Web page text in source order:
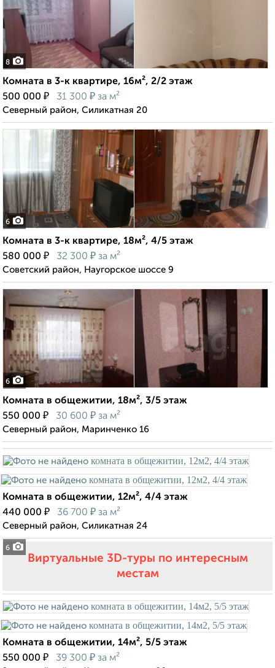
8
Комната в 3-к квартире, 16м², 2/2 этаж
500 000 ₽ 31 300 ₽ за м²
Северный район, Силикатная 20
6
Комната в 3-к квартире, 18м², 4/5 этаж
580 000 ₽ 32 300 ₽ за м²
Советский район, Наугорское шоссе 9
6
Комната в общежитии, 18м², 3/5 этаж
550 000 ₽ 30 600 ₽ за м²
Северный район, Маринченко 16
6
Комната в общежитии, 12м², 4/4 этаж
440 000 ₽ 36 700 ₽ за м²
Северный район, Силикатная 24
Виртуальные 3D-туры по интересным
местам
Комната в общежитии, 14м², 5/5 этаж
550 000 ₽ 39 300 ₽ за м²